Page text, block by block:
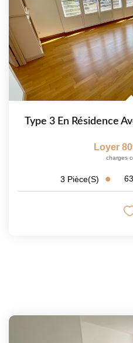
NOTRE
Type 3 En Résidence
Loyer
charges
3 Pièce(s) 63